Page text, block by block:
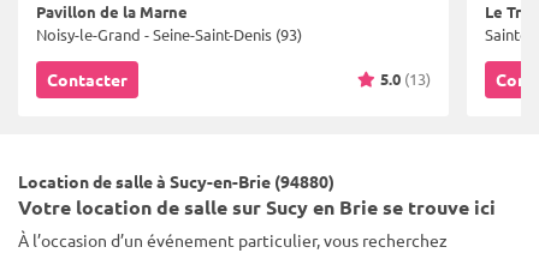
Pavillon de la Marne
Noisy-le-Grand - Seine-Saint-Denis (93)
Contacter 5.0 (13)
Le
Sainte-
Location de salle à Sucy-en-Brie (94880)
Votre location de salle sur Sucy en Brie se trouve ici
À l’occasion d’un événement particulier, vous recherchez